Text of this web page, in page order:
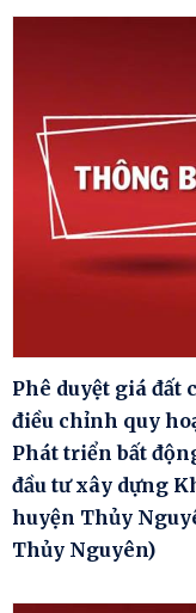
Phê duyệt giá đất
điều chỉnh quy
Phát triển bất
đầu tư xây dựng
huyện Thủy
Thủy Nguyên)